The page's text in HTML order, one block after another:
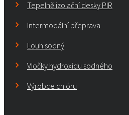
Tepelně izolační desky PIR
Intermodální přeprava
Louh sodný
Vločky hydroxidu sodného
Výrobce chlóru